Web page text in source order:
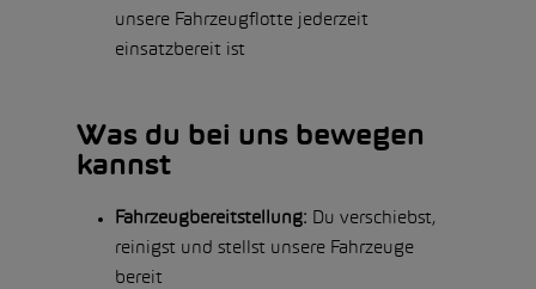
unsere Fahrzeugflotte jederzeit
einsatzbereit ist
Was du bei uns bewegen
kannst
Fahrzeugbereitstellung: Du verschiebst,
reinigst und stellst unsere Fahrzeuge
bereit